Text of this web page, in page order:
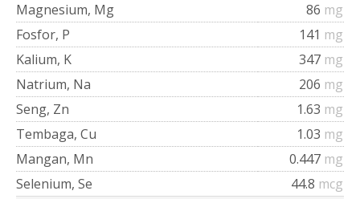
Magnesium, Mg
86 mg
Fosfor, P
141 mg
Kalium, K
347 mg
Natrium, Na
206 mg
Seng, Zn
1.63 mg
Tembaga, Cu
1.03 mg
Mangan, Mn
0.447 mg
Selenium, Se
44.8 mcg